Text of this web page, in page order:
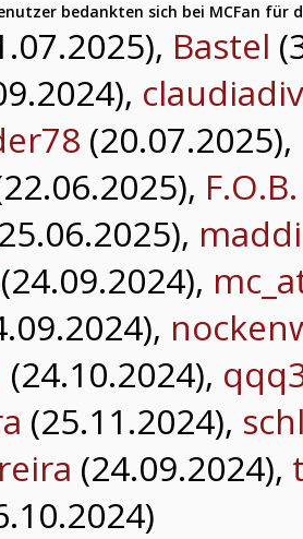
bedankten sich bei MCFan für
Bastel
(20.07.2025),
F.O.B.
(24.09.2024),
(24.10.2024),
(25.11.2024),
(24.09.2024),